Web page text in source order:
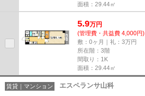
面積：29.44㎡
5.9万円
(管理費・共益費 4,000円)
敷：0ヶ月｜礼：3万円
所在階：3階
間取り：1K
面積：29.44㎡
賃貸｜マンション エスペランサ山科